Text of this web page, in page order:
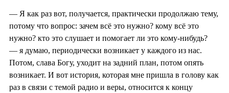
— Я как раз вот, получается, практически продолжаю тему,
потому что вопрос: зачем всё это нужно? кому всё это
нужно? кто это слушает и помогает ли это кому-нибудь?
— я думаю, периодически возникает у каждого из нас.
Потом, слава Богу, уходит на задний план, потом опять
возникает. И вот история, которая мне пришла в голову как
раз в связи с темой радио и веры, относится к концу